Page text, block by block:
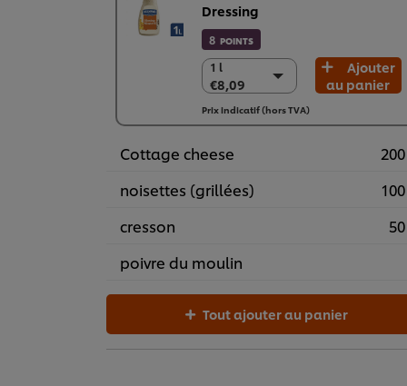
Dressing
8 POINTS
1 l
€8,09
1 l
€8,09
6 x 1 l
€48,55
Ajouter
au panier
Prix indicatif (hors TVA)
Cottage cheese
noisettes (grillées)
cresson
poivre du moulin
Tout ajouter au panier